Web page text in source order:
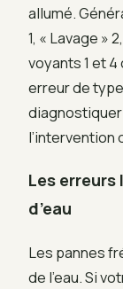
allumé.
1, « Lavage »
voyants 1 et
erreur de
diagnostiquer
l’intervention
Les erreurs
d’eau
Les pannes
de l’eau. Si